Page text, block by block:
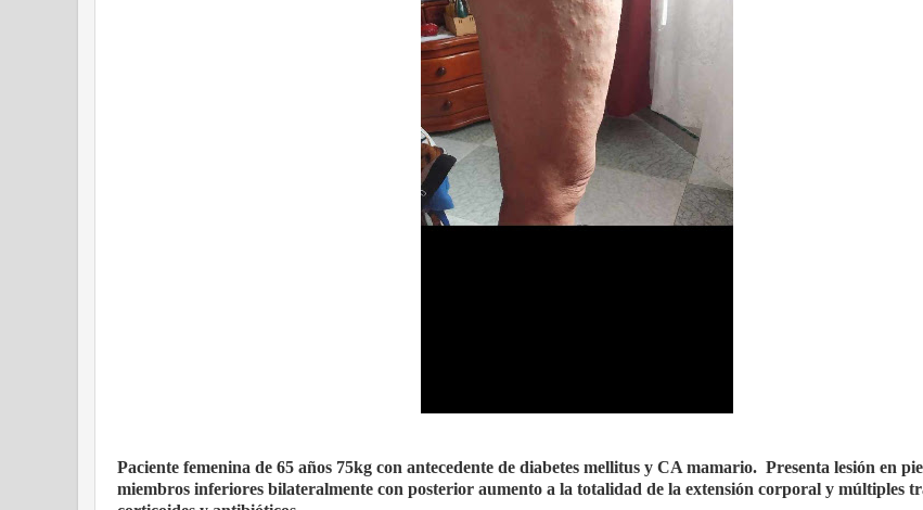
Paciente femenina de 65 años 75kg con antecedente de diabetes mellitus y CA mamario. Presenta lesión en
miembros inferiores bilateralmente con posterior aumento a la totalidad de la extensión corporal y múltiples